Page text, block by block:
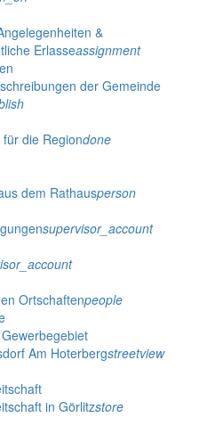
&
Erlasseassignment
der Gemeinde
die Regiondone
dem Rathausperson
supervisor_account
Ortschaftenpeople
Am Hoterbergstreetview
in Görlitzstore